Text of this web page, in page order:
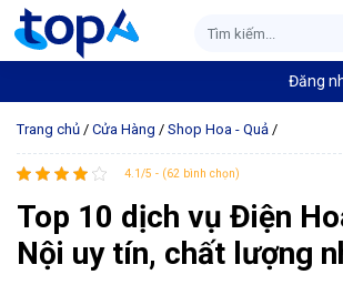
Đăng
Trang chủ / Cửa Hàng / Shop Hoa - Quả /
4.1/5 - (62 bình chọn)
Top 10 dịch vụ Điện
Nội uy tín, chất lượng